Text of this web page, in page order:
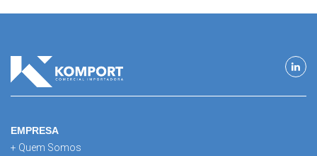
EMPRESA
+ Quem Somos